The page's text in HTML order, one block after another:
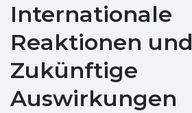
Internationale
Reaktionen und
Zukünftige
Auswirkungen